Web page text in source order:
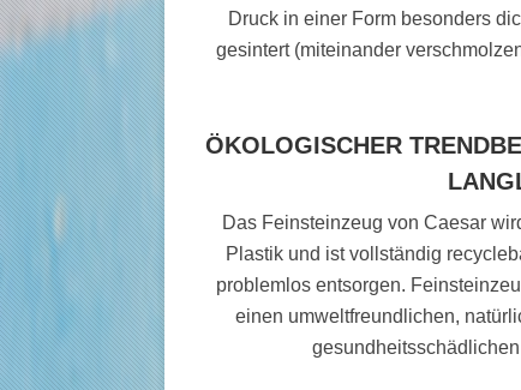
Druck in einer Form besonders
gesintert (miteinander
ÖKOLOGISCHER
Das Feinsteinzeug von Caesar
Plastik und ist vollständig
problemlos entsorgen.
einen umweltfreundlichen,